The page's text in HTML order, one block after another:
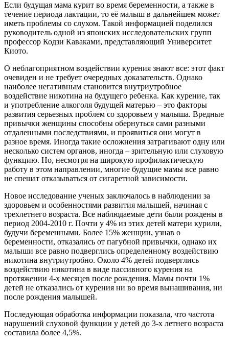
Если будущая мама курит во время беременности, а также в
течение периода лактации, то её малыш в дальнейшем может
иметь проблемы со слухом. Такой информацией поделился
руководитель одной из японских исследовательских групп
профессор Кодзи Каваками, представляющий Университет
Киото.
О неблагоприятном воздействии курения знают все: этот факт
очевиден и не требует очередных доказательств. Однако
наиболее негативным становится внутриутробное
воздействие никотина на будущего ребенка. Как курение, так
и употребление алкоголя будущей матерью – это факторы
развития серьезных проблем со здоровьем у малыша. Вредные
привычки женщины способны обернуться сами разными
отдаленными последствиями, и проявиться они могут в
разное время. Иногда такие осложнения затрагивают одну или
несколько систем органов, иногда – зрительную или слуховую
функцию. Но, несмотря на широкую профилактическую
работу в этом направлении, многие будущие мамы все равно
не спешат отказываться от сигаретной зависимости.
Новое исследование ученых заключалось в наблюдении за
здоровьем и особенностями развития малышей, начиная с
трехлетнего возраста. Все наблюдаемые дети были рождены в
период 2004-2010 г. Почти у 4% из этих детей матери курили,
будучи беременными. Более 15% женщин, узнав о
беременности, отказались от пагубной привычки, однако их
малыши все равно подверглись определенному воздействию
никотина внутриутробно. Около 4% детей подверглись
воздействию никотина в виде пассивного курения на
протяжении 4-х месяцев после рождения. Мамы почти 1%
детей не отказались от курения ни во время вынашивания, ни
после рождения малышей.
Последующая обработка информации показала, что частота
нарушений слуховой функции у детей до 3-х летнего возраста
составила более 4,5%.